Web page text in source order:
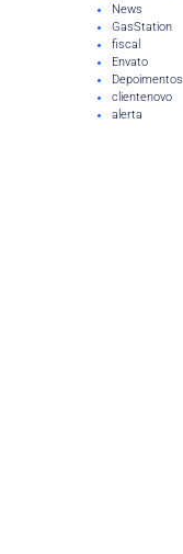
News
GasStation
fiscal
Envato
Depoimentos
clientenovo
alerta